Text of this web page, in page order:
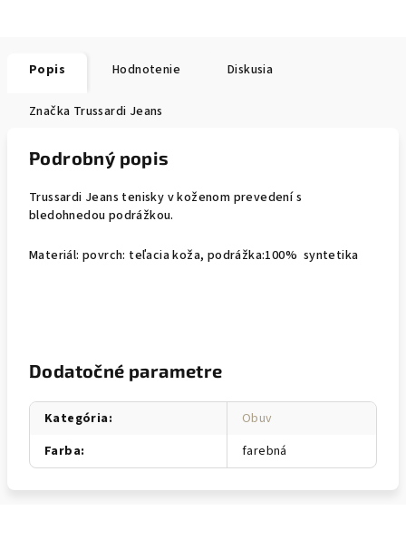
Popis Hodnotenie Diskusia
Značka Trussardi Jeans
Podrobný popis
Trussardi Jeans tenisky v koženom prevedení s
bledohnedou podrážkou.
Materiál: povrch: teľacia koža, podrážka:100% syntetika
Dodatočné parametre
Kategória:
Obuv
Farba: farebná